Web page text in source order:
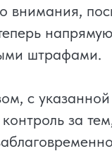
внимания,
штрафами.
с
за